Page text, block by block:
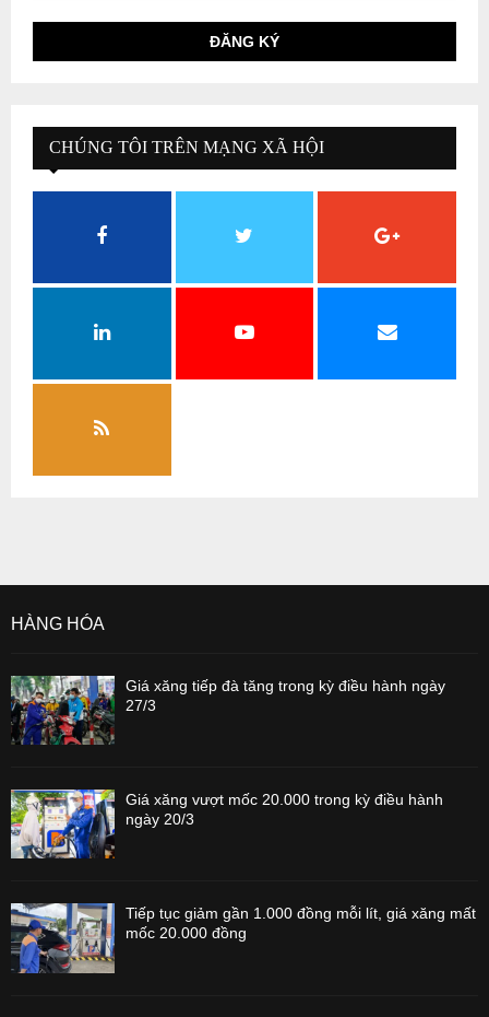
CHÚNG TÔI TRÊN MẠNG XÃ HỘI
HÀNG HÓA
Giá xăng tiếp đà tăng trong kỳ điều hành ngày
27/3
Giá xăng vượt mốc 20.000 trong kỳ điều hành
ngày 20/3
Tiếp tục giảm gần 1.000 đồng mỗi lít, giá xăng mất
mốc 20.000 đồng